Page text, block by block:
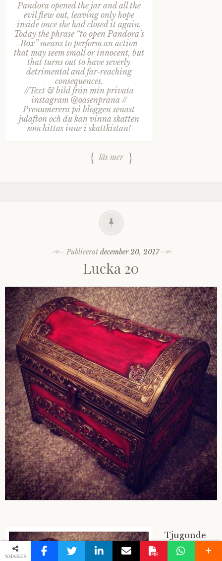
Pandora opened the jar and all the
evil flew out, leaving only hope
inside once she had closed it again.
Today the phrase “to open Pandora´s
Box” means to perform an action
that may seem small or innocent, but
that turns out to have severly
detrimental and far-reaching
consequences.
//Text & bild från min privata
instagram @oasenprana //
Prenumerera på bloggen senast
julafton och du kan vinna skatten
som hittas inne i skattkistan!
läs mer
Publicerat december 20, 2017
Lucka 20
Tjugonde
December
SHARES